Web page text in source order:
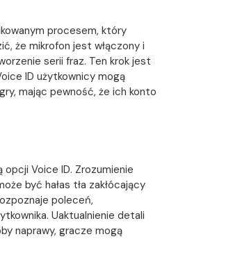
procesem, który
że mikrofon jest włączony i
serii fraz. Ten krok jest
ID użytkownicy mogą
mając pewność, że ich konto
Voice ID. Zrozumienie
być hałas tła zakłócający
poleceń,
Uaktualnienie detali
naprawy, gracze mogą